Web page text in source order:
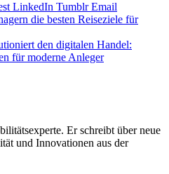
LinkedIn Tumblr Email
die besten Reiseziele für
den digitalen Handel:
für moderne Anleger
Er schreibt über neue
und Innovationen aus der